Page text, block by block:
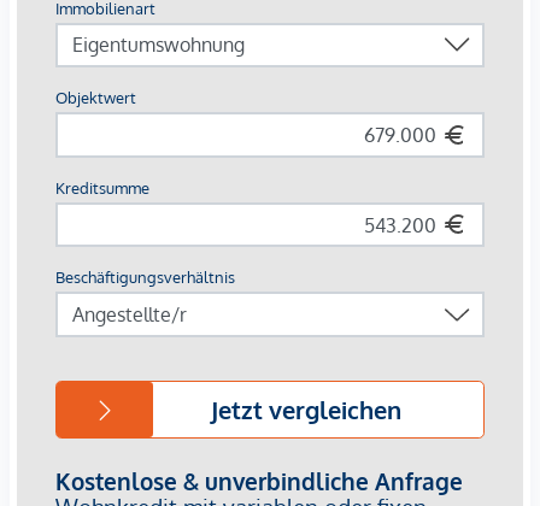
3% Kundenprovision
Fertigstellung: bereits erfolgt
Bis zu EUR 25.000,- sparen - befristet bis 31.8.2026!
Für diese Wohnung übernimmt der Verkäufer die
Grundbucheintragungs- sowie Pfandrechtsgebühr! Jetzt
kaufen und profitieren!
Die angebotenen Vorsorgewohnungen können
ausschließlich zum Bruttokaufpreis für Eigennutzer
erworben werden.
gesondert ausgewiesener Umsatzsteuer ist bei diesem
Projekt nicht vorgesehen.
Käufern Vorteile, die ihre Immobilie im Rahmen der